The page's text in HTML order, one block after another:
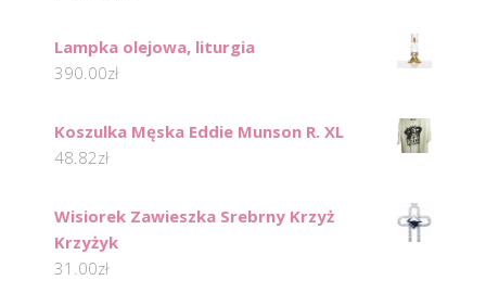
Lampka olejowa, liturgia
390.00zł
Koszulka Męska Eddie Munson R. XL
48.82zł
Wisiorek Zawieszka Srebrny Krzyż
Krzyżyk
31.00zł